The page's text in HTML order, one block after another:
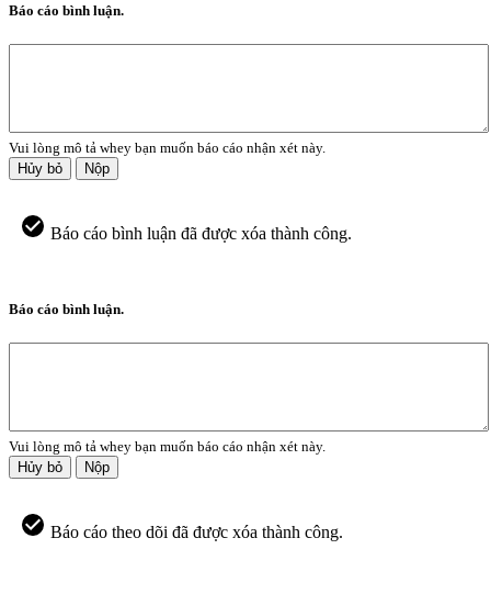
Báo cáo bình luận.
Vui lòng mô tả whey bạn muốn báo cáo nhận xét này.
Hủy bỏ
Nộp
Báo cáo bình luận đã được xóa thành công.
Báo cáo bình luận.
Vui lòng mô tả whey bạn muốn báo cáo nhận xét này.
Hủy bỏ
Nộp
Báo cáo theo dõi đã được xóa thành công.